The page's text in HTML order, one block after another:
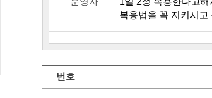
복용법을 꼭 지키시
번호